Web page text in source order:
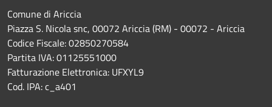
Comune di Ariccia
Piazza S. Nicola snc, 00072 Ariccia (RM) - 00072 - Ariccia
Codice Fiscale: 02850270584
Partita IVA: 01125551000
Fatturazione Elettronica: UFXYL9
Cod. IPA: c_a401